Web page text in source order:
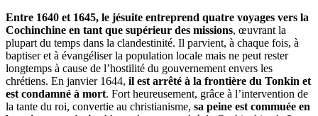
Entre 1640 et 1645, le jésuite entreprend quatre voyages vers la
Cochinchine en tant que supérieur des missions, œuvrant la
plupart du temps dans la clandestinité. Il parvient, à chaque fois, à
baptiser et à évangéliser la population locale mais ne peut rester
longtemps à cause de l’hostilité du gouvernement envers les
chrétiens. En janvier 1644, il est arrêté à la frontière du Tonkin et
est condamné à mort. Fort heureusement, grâce à l’intervention de
la tante du roi, convertie au christianisme, sa peine est commuée en